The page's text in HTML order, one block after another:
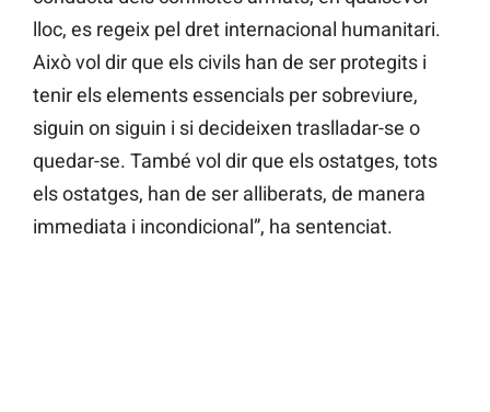
lloc, es regeix pel dret internacional humanitari.
Això vol dir que els civils han de ser protegits i
tenir els elements essencials per sobreviure,
siguin on siguin i si decideixen traslladar-se o
quedar-se. També vol dir que els ostatges, tots
els ostatges, han de ser alliberats, de manera
immediata i incondicional”, ha sentenciat.